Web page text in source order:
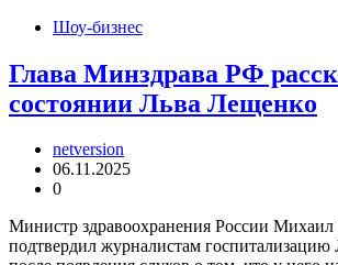
Шоу-бизнес
Глава Минздрава РФ
состоянии Льва Лещенко
netversion
06.11.2025
0
Министр здравоохранения России
подтвердил журналистам